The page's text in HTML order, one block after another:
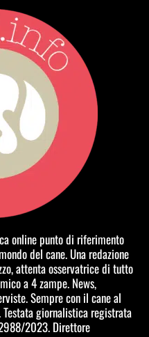
online punto di riferimento
del cane. Una redazione
attenta osservatrice di tutto
a 4 zampe. News,
Sempre con il cane al
giornalistica registrata
2023. Direttore